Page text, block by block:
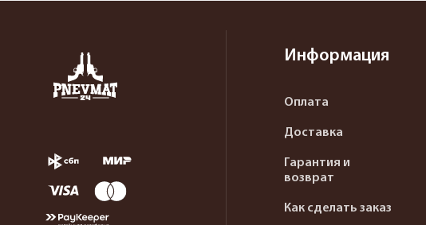
Информация
Оплата
Доставка
Гарантия и
возврат
Как сделать заказ